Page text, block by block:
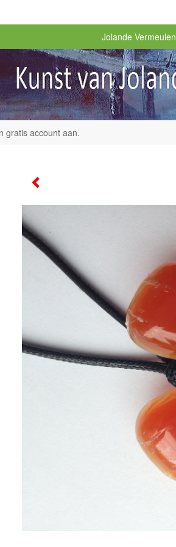
Jolande Vermeulen
gratis account aan.